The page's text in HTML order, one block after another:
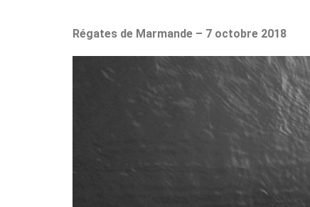
Régates de Marmande – 7 octobre 2018